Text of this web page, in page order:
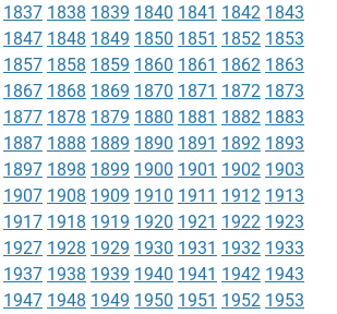
1837 1838 1839 1840 1841 1842 1843
1847 1848 1849 1850 1851 1852 1853
1857 1858 1859 1860 1861 1862 1863
1867 1868 1869 1870 1871 1872 1873
1877 1878 1879 1880 1881 1882 1883
1887 1888 1889 1890 1891 1892 1893
1897 1898 1899 1900 1901 1902 1903
1907 1908 1909 1910 1911 1912 1913
1917 1918 1919 1920 1921 1922 1923
1927 1928 1929 1930 1931 1932 1933
1937 1938 1939 1940 1941 1942 1943
1947 1948 1949 1950 1951 1952 1953